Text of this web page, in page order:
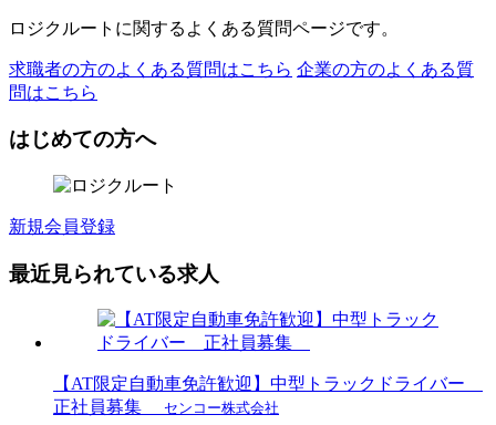
ロジクルートに関するよくある質問ページです。
求職者の方のよくある質問はこちら 企業の方のよくある質
問はこちら
はじめての方へ
新規会員登録
最近見られている求人
【AT限定自動車免許歓迎】中型トラックドライバー
正社員募集
センコー株式会社